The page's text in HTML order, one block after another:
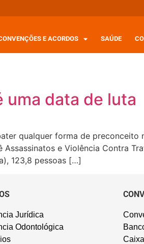
E ACORDOS SAÚDE
uma data de luta
qualquer forma de
e Violência Contra
123,8 pessoas […]
Jurídica
Odontológica